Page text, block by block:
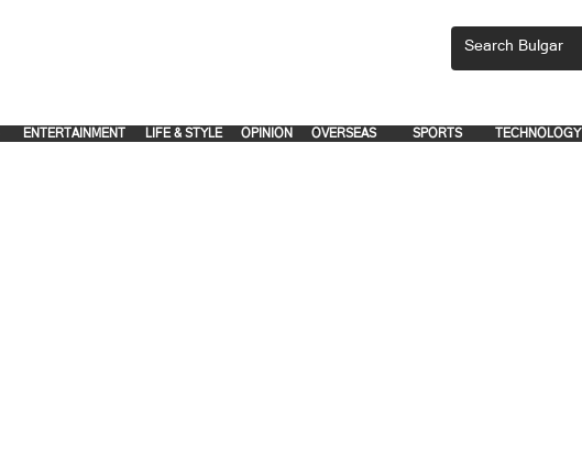
TECHNOLOGY
SPORTS
OVERSEAS
OPINION
LIFE & STYLE
ENTERTAINMENT . .